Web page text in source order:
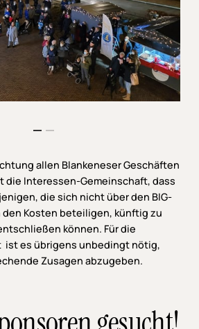
allen Blankeneser Geschäften
die Interessen-Gemeinschaft, dass
die sich nicht über den BIG-
Kosten beteiligen, künftig zu
können. Für die
ist es übrigens unbedingt nötig,
Zusagen abzugeben.